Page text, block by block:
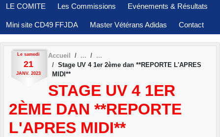
LE COMITE Les Commissions Evénements & Résultats
Mini site CD49 FFJDA Master Vétérans Adidas Contact
Le samedi
21
JANV. 2023
Accueil
Stage UV 4 1er 2ème dan **REPORTE L'APRES
MIDI**
STAGE UV 4 1ER
2ÈME DAN **REPORTE
L'APRES MIDI**